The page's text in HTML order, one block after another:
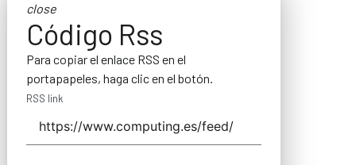
close
Código Rss
Para copiar el enlace RSS en el
portapapeles, haga clic en el botón.
RSS link